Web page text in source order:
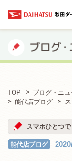
TOP ブログ・ニュ
能代店ブログ
スマホひとつで
能代店ブログ